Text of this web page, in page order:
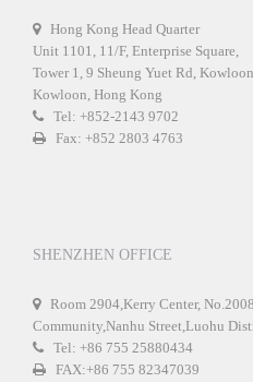
Hong Kong Head Quarter
Unit 1101, 11/F, Enterprise Square,
Tower 1, 9 Sheung Yuet Rd,
Kowloon, Hong Kong
Tel: +852-2143 9702
Fax: +852 2803 4763
SHENZHEN OFFICE
Room 2904,Kerry Center,
Community,Nanhu Street,Luohu
Tel: +86 755 25880434
FAX:+86 755 82347039